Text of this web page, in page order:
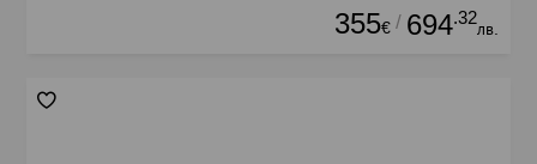
355€ / 694.32
лв.